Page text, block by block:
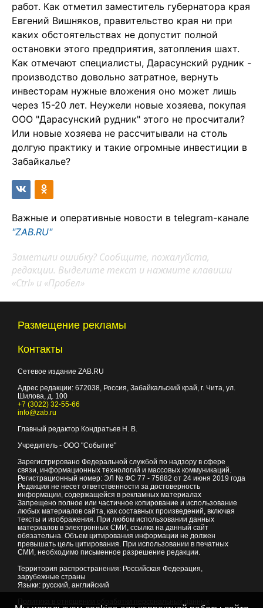
работ. Как отметил заместитель губернатора края
Евгений Вишняков, правительство края ни при
каких обстоятельствах не допустит полной
остановки этого предприятия, затопления шахт.
Как отмечают специалисты, Дарасунский рудник -
производство довольно затратное, вернуть
инвесторам нужные вложения оно может лишь
через 15-20 лет. Неужели новые хозяева, покупая
ООО "Дарасунский рудник" этого не просчитали?
Или новые хозяева не рассчитывали на столь
долгую практику и такие огромные инвестиции в
Забайкалье?
Важные и оперативные новости в telegram-канале
"ZAB.RU"
Заметили ошибку? Сообщите, пожалуйста,
редакции. Выделите текст и нажмите клавиши
«Ctrl» и «Пробел»
Размещение рекламы
Контакты
Сетевое издание ZAB.RU
Адрес редакции: 672038, Россия, Забайкальский край, г. Чита, ул.
Шилова, д. 100
+7 (3022) 32-55-66
info@zab.ru
Главный редактор Кондратьев Н. В.
Учредитель - ООО "Событие"
Зарегистрировано Федеральной службой по надзору в сфере
связи, информационных технологий и массовых коммуникаций.
Регистрационный номер: ЭЛ № ФС 77 - 75882 от 24 июня 2019 года
Редакция не несет ответственности за достоверность
информации, содержащейся в рекламных материалах
Запрещено полное или частичное копирование и использование
любых материалов сайта, как составных произведений, включая
тексты и изображения. При любом использовании данных
материалов в электронных СМИ, ссылка на данный сайт
обязательна. Объем цитирования информации не должен
превышать цель цитирования. При использовании в печатных
СМИ, необходимо письменное разрешение редакции.
Территория распространения: Российская Федерация,
зарубежные страны
Языки: русский, английский